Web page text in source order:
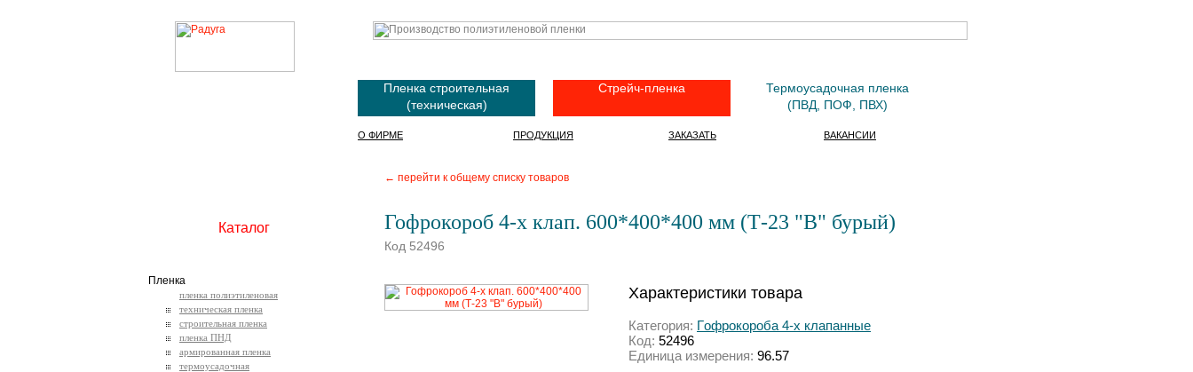
Пленка строительная
(техническая)
Стрейч-пленка
Термоусадочная пленка
(ПВД, ПОФ, ПВХ)
О ФИРМЕ ПРОДУКЦИЯ ЗАКАЗАТЬ ВАКАНСИИ
← перейти к общему списку товаров
Гофрокороб 4-х клап. 600*400*400 мм (Т-23 "В" бурый)
Код 52496
Характеристики товара
Категория: Гoфрокороба 4-х клапанные
Код: 52496
Единица измерения: 96.57
Каталог
Пленка
пленка полиэтиленовая
техническая пленка
строительная пленка
пленка ПНД
армированная пленка
термоусадочная